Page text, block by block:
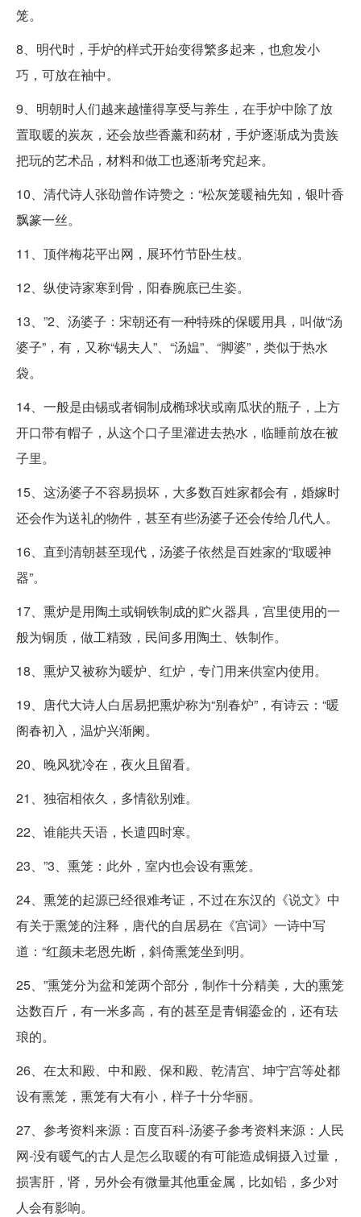
笼。
8、明代时，手炉的样式开始变得繁多起来，也愈发小
巧，可放在袖中。
9、明朝时人们越来越懂得享受与养生，在手炉中除了放
置取暖的炭灰，还会放些香薰和药材，手炉逐渐成为贵族
把玩的艺术品，材料和做工也逐渐考究起来。
10、清代诗人张劭曾作诗赞之：“松灰笼暖袖先知，银叶香
飘篆一丝。
11、顶伴梅花平出网，展环竹节卧生枝。
12、纵使诗家寒到骨，阳春腕底已生姿。
13、”2、汤婆子：宋朝还有一种特殊的保暖用具，叫做“汤
婆子”，有，又称“锡夫人”、“汤媪”、“脚婆”，类似于热水
袋。
14、一般是由锡或者铜制成椭球状或南瓜状的瓶子，上方
开口带有帽子，从这个口子里灌进去热水，临睡前放在被
子里。
15、这汤婆子不容易损坏，大多数百姓家都会有，婚嫁时
还会作为送礼的物件，甚至有些汤婆子还会传给几代人。
16、直到清朝甚至现代，汤婆子依然是百姓家的“取暖神
器”。
17、熏炉是用陶土或铜铁制成的贮火器具，宫里使用的一
般为铜质，做工精致，民间多用陶土、铁制作。
18、熏炉又被称为暖炉、红炉，专门用来供室内使用。
19、唐代大诗人白居易把熏炉称为“别春炉”，有诗云：“暖
阁春初入，温炉兴渐阑。
20、晚风犹冷在，夜火且留看。
21、独宿相依久，多情欲别难。
22、谁能共天语，长遣四时寒。
23、”3、熏笼：此外，室内也会设有熏笼。
24、熏笼的起源已经很难考证，不过在东汉的《说文》中
有关于熏笼的注释，唐代的自居易在《宫词》一诗中写
道：“红颜未老恩先断，斜倚熏笼坐到明。
25、”熏笼分为盆和笼两个部分，制作十分精美，大的熏笼
达数百斤，有一米多高，有的甚至是青铜鎏金的，还有珐
琅的。
26、在太和殿、中和殿、保和殿、乾清宫、坤宁宫等处都
设有熏笼，熏笼有大有小，样子十分华丽。
27、参考资料来源：百度百科-汤婆子参考资料来源：人民
网-没有暖气的古人是怎么取暖的有可能造成铜摄入过量，
损害肝，肾，另外会有微量其他重金属，比如铅，多少对
人会有影响。